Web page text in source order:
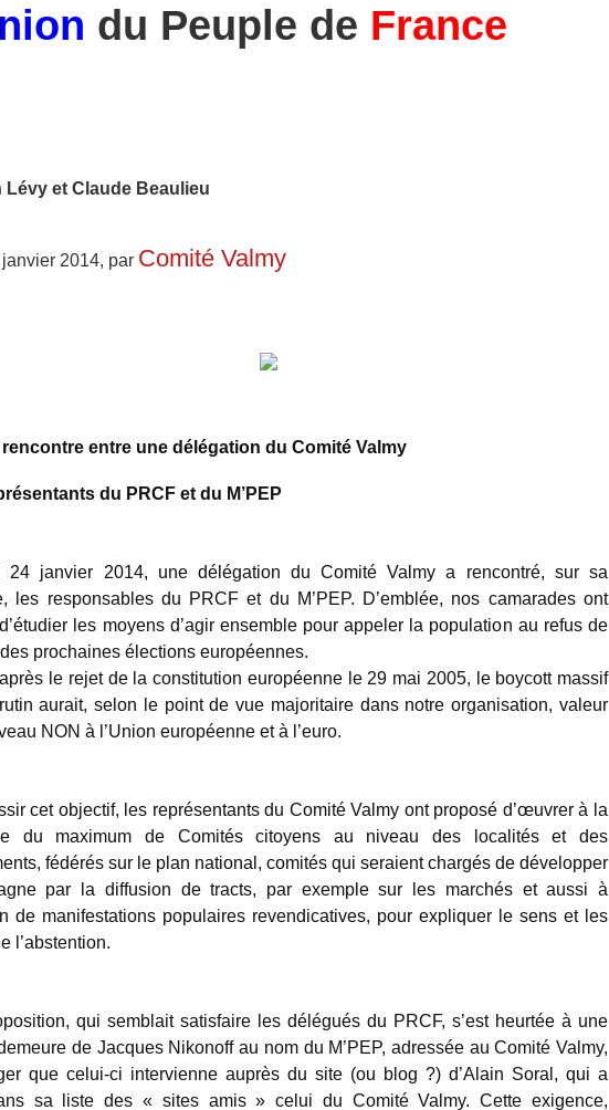
du Peuple de France
Lévy et Claude Beaulieu
2014, par Comité Valmy
rencontre entre une délégation du Comité Valmy
du PRCF et du M’PEP
24 janvier 2014, une délégation du Comité Valmy a rencontré, sur sa
les responsables du PRCF et du M’PEP. D’emblée, nos camarades ont
les moyens d’agir ensemble pour appeler la population au refus de
prochaines élections européennes.
le rejet de la constitution européenne le 29 mai 2005, le boycott massif
aurait, selon le point de vue majoritaire dans notre organisation, valeur
NON à l’Union européenne et à l’euro.
cet objectif, les représentants du Comité Valmy ont proposé d’œuvrer à la
du maximum de Comités citoyens au niveau des localités et des
fédérés sur le plan national, comités qui seraient chargés de développer
par la diffusion de tracts, par exemple sur les marchés et aussi à
de manifestations populaires revendicatives, pour expliquer le sens et les
l’abstention.
qui semblait satisfaire les délégués du PRCF, s’est heurtée à une
de Jacques Nikonoff au nom du M’PEP, adressée au Comité Valmy,
que celui-ci intervienne auprès du site (ou blog ?) d’Alain Soral, qui a
sa liste des « sites amis » celui du Comité Valmy. Cette exigence,